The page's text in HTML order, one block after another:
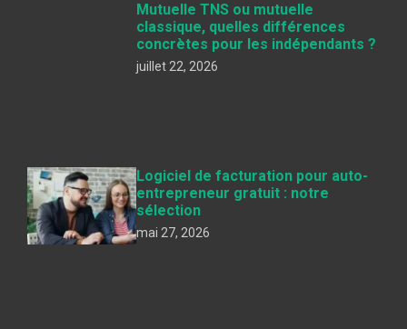
Mutuelle TNS ou mutuelle
classique, quelles différences
concrètes pour les indépendants ?
juillet 22, 2026
Logiciel de facturation pour auto-
entrepreneur gratuit : notre
sélection
mai 27, 2026